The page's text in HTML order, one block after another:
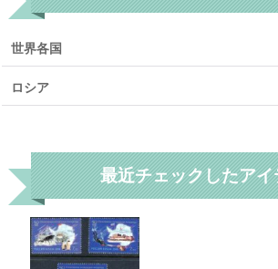
世界各国
ロシア
最近チェックしたアイ